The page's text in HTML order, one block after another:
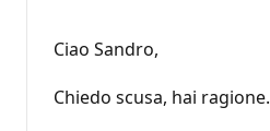
Ciao Sandro,
Chiedo scusa, hai ragione.